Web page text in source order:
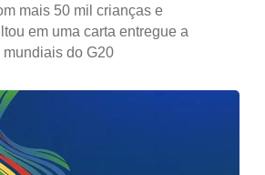
mais 50 mil crianças e
em uma carta entregue a
do G20